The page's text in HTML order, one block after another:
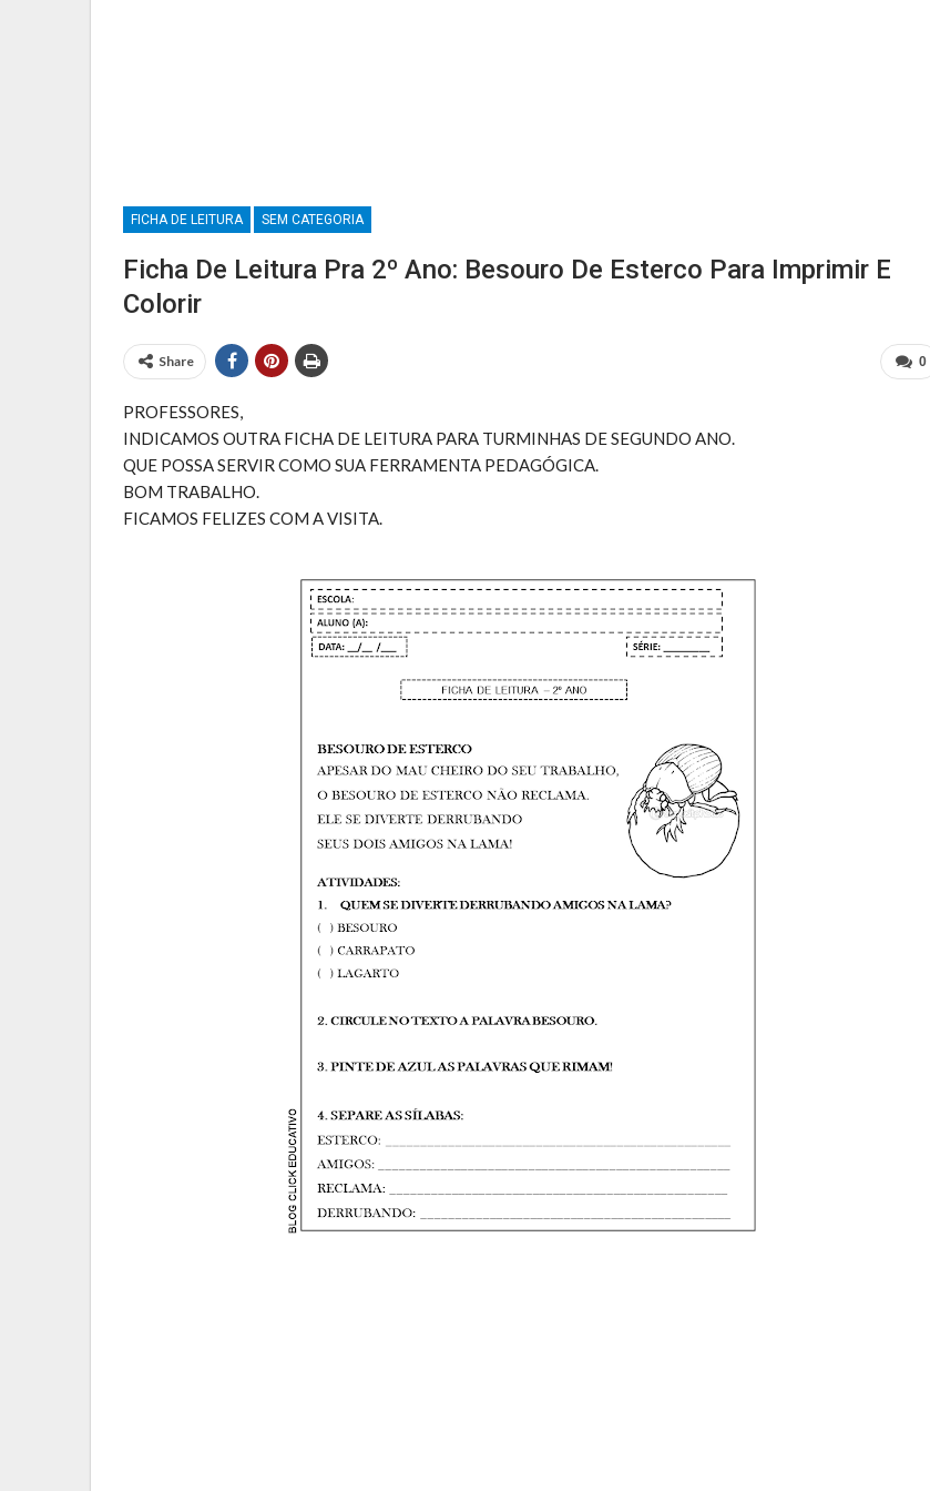
FICHA DE LEITURA SEM CATEGORIA
Ficha De Leitura Pra 2º Ano: Besouro De Esterco Para Imprimir E
Colorir
0
Share
PROFESSORES,
INDICAMOS OUTRA FICHA DE LEITURA PARA TURMINHAS DE SEGUNDO ANO.
QUE POSSA SERVIR COMO SUA FERRAMENTA PEDAGÓGICA.
BOM TRABALHO.
FICAMOS FELIZES COM A VISITA.